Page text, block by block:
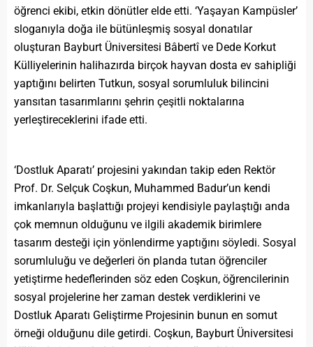
öğrenci ekibi, etkin dönütler elde etti. ‘Yaşayan Kampüsler’
sloganıyla doğa ile bütünleşmiş sosyal donatılar
oluşturan Bayburt Üniversitesi Bâbertî ve Dede Korkut
Külliyelerinin halihazırda birçok hayvan dosta ev sahipliği
yaptığını belirten Tutkun, sosyal sorumluluk bilincini
yansıtan tasarımlarını şehrin çeşitli noktalarına
yerleştireceklerini ifade etti.
‘Dostluk Aparatı’ projesini yakından takip eden Rektör
Prof. Dr. Selçuk Coşkun, Muhammed Badur’un kendi
imkanlarıyla başlattığı projeyi kendisiyle paylaştığı anda
çok memnun olduğunu ve ilgili akademik birimlere
tasarım desteği için yönlendirme yaptığını söyledi. Sosyal
sorumluluğu ve değerleri ön planda tutan öğrenciler
yetiştirme hedeflerinden söz eden Coşkun, öğrencilerinin
sosyal projelerine her zaman destek verdiklerini ve
Dostluk Aparatı Geliştirme Projesinin bunun en somut
örneği olduğunu dile getirdi. Coşkun, Bayburt Üniversitesi